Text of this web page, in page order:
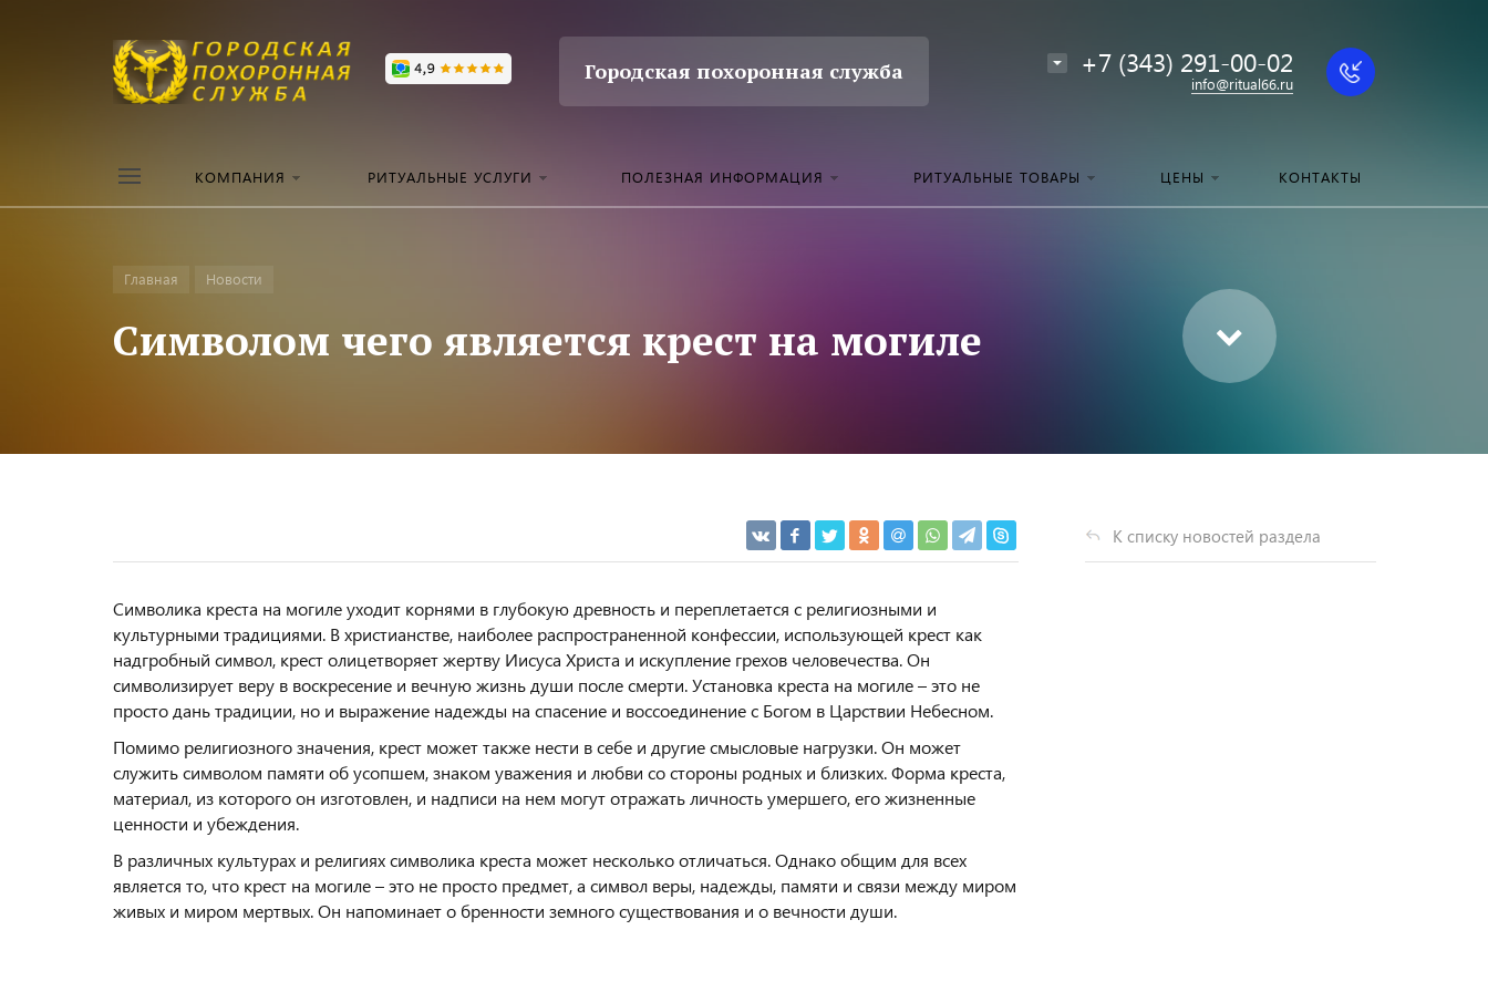
Городская похоронная служба +7 (343) 291-00-02
info@ritual66.ru
КОМПАНИЯ РИТУАЛЬНЫЕ УСЛУГИ ПОЛЕЗНАЯ ИНФОРМАЦИЯ РИТУАЛЬНЫЕ ТОВАРЫ ЦЕНЫ КОНТАКТЫ
Главная Новости
Символом чего является крест на могиле
К списку новостей раздела
Символика креста на могиле уходит корнями в глубокую древность и переплетается с религиозными и
культурными традициями. В христианстве, наиболее распространенной конфессии, использующей крест как
надгробный символ, крест олицетворяет жертву Иисуса Христа и искупление грехов человечества. Он
символизирует веру в воскресение и вечную жизнь души после смерти. Установка креста на могиле – это не
просто дань традиции, но и выражение надежды на спасение и воссоединение с Богом в Царствии Небесном.
Помимо религиозного значения, крест может также нести в себе и другие смысловые нагрузки. Он может
служить символом памяти об усопшем, знаком уважения и любви со стороны родных и близких. Форма креста,
материал, из которого он изготовлен, и надписи на нем могут отражать личность умершего, его жизненные
ценности и убеждения.
В различных культурах и религиях символика креста может несколько отличаться. Однако общим для всех
является то, что крест на могиле – это не просто предмет, а символ веры, надежды, памяти и связи между миром
живых и миром мертвых. Он напоминает о бренности земного существования и о вечности души.